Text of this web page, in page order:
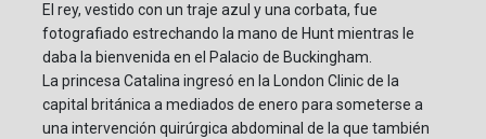
El rey, vestido con un traje azul y una corbata, fue
fotografiado estrechando la mano de Hunt mientras le
daba la bienvenida en el Palacio de Buckingham.
La princesa Catalina ingresó en la London Clinic de la
capital británica a mediados de enero para someterse a
una intervención quirúrgica abdominal de la que también